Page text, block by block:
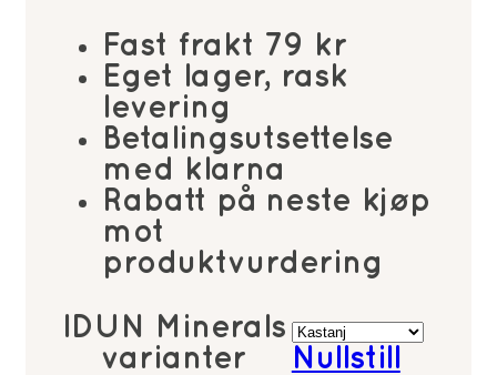
Fast frakt 79 kr
Eget lager, rask
levering
Betalingsutsettelse
med klarna
Rabatt på neste kjøp
mot
produktvurdering
IDUN Minerals
varianter
Nullstill